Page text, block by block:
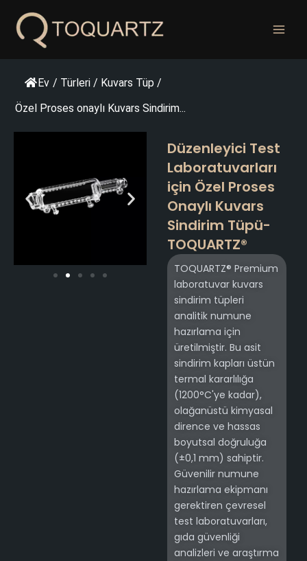
geç
Ev / Türleri / Kuvars Tüp /
Özel Proses onaylı Kuvars Sindirim...
Düzenleyici Test
Laboratuvarları
için Özel Proses
Onaylı Kuvars
Sindirim Tüpü-
TOQUARTZ®
TOQUARTZ® Premium
laboratuvar kuvars
sindirim tüpleri
analitik numune
hazırlama için
üretilmiştir. Bu asit
sindirim kapları üstün
termal kararlılığa
(1200°C'ye kadar),
olağanüstü kimyasal
dirence ve hassas
boyutsal doğruluğa
(±0,1 mm) sahiptir.
Güvenilir numune
hazırlama ekipmanı
gerektiren çevresel
test laboratuvarları,
gıda güvenliği
analizleri ve araştırma